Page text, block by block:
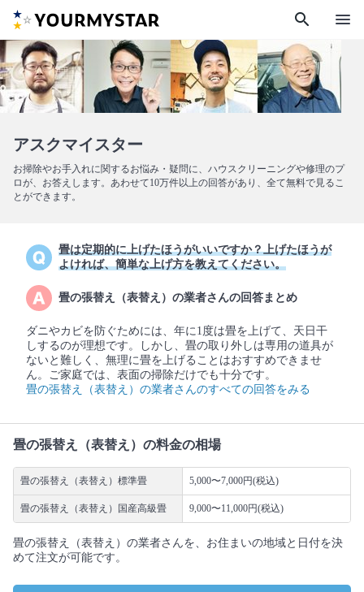
search menu
アスクマイスター
お掃除やお手入れに関するお悩み・疑問に、ハウスクリーニングや修理のプ
ロが、お答えします。あわせて10万件以上の回答があり、全て無料で見るこ
とができます。
畳は定期的に上げたほうがいいですか？上げたほうが
よければ、簡単な上げ方を教えてください。
畳の張替え（表替え）の業者さんの回答まとめ
ダニやカビを防ぐためには、年に1度は畳を上げて、天日干
しするのが理想です。しかし、畳の取り外しは専用の道具が
ないと難しく、無理に畳を上げることはおすすめできませ
ん。ご家庭では、表面の掃除だけでも十分です。
畳の張替え（表替え）の業者さんのすべての回答をみる
畳の張替え（表替え）の料金の相場
畳の張替え（表替え）標準畳 5,000〜7,000円(税込)
畳の張替え（表替え）国産高級畳 9,000〜11,000円(税込)
畳の張替え（表替え）の業者さんを、お住まいの地域と日付を決
めて注文が可能です。